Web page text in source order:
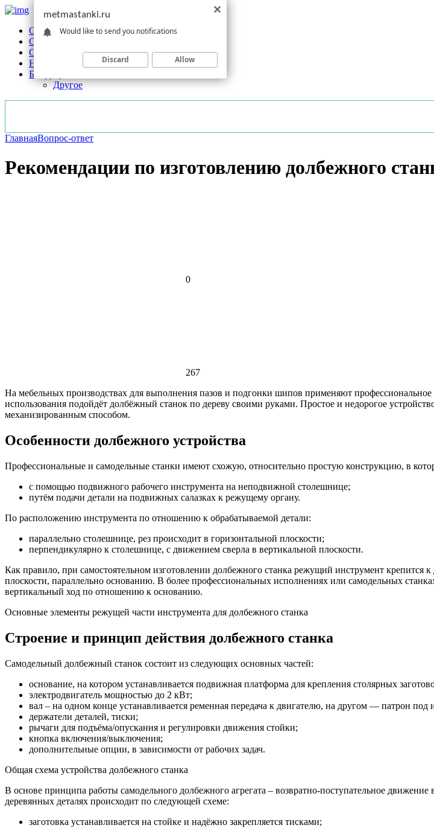
Обзоры станков
Оборудование
Обработка
Новости отрасли
Без рубрики
Другое
ГлавнаяВопрос-ответ
Рекомендации по изготовлению долбежного
0
267
На мебельных производствах для выполнения пазов и подгонки шипов применяют
использования подойдёт долбёжный станок по дереву своими руками. Простое и недорогое
механизированным способом.
Особенности долбежного устройства
Профессиональные и самодельные станки имеют схожую, относительно простую конструкцию, в
с помощью подвижного рабочего инструмента на неподвижной столешнице;
путём подачи детали на подвижных салазках к режущему органу.
По расположению инструмента по отношению к обрабатываемой детали:
параллельно столешнице, рез происходит в горизонтальной плоскости;
перпендикулярно к столешнице, с движением сверла в вертикальной плоскости.
Как правило, при самостоятельном изготовлении долбежного станка режущий инструмент крепится
плоскости, параллельно основанию. В более профессиональных исполнениях или самодельных
вертикальный ход по отношению к основанию.
Основные элементы режущей части инструмента для долбежного станка
Строение и принцип действия долбежного станка
Самодельный долбежный станок состоит из следующих основных частей:
основание, на котором устанавливается подвижная платформа для крепления столярных
электродвигатель мощностью до 2 кВт;
вал – на одном конце устанавливается ременная передача к двигателю, на другом — патрон
держатели деталей, тиски;
рычаги для подъёма/опускания и регулировки движения стойки;
кнопка включения/выключения;
дополнительные опции, в зависимости от рабочих задач.
Общая схема устройства долбежного станка
В основе принципа работы самодельного долбежного агрегата – возвратно-поступательное
деревянных деталях происходит по следующей схеме:
заготовка устанавливается на стойке и надёжно закрепляется тисками;
metmastanki.ru
Would like to send you notifications
Discard Allow